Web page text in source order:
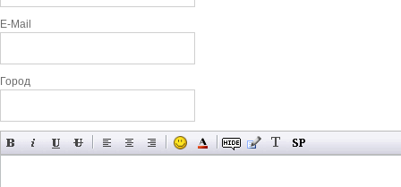
E-Mail
Город